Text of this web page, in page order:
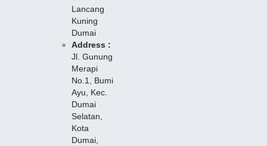
Lancang
Kuning
Dumai
Address :
Jl. Gunung
Merapi
No.1, Bumi
Ayu, Kec.
Dumai
Selatan,
Kota
Dumai,